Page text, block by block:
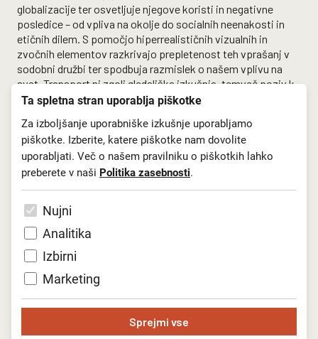
Ta spletna stran uporablja piškotke
Za izboljšanje uporabniške izkušnje uporabljamo
piškotke. Izberite, katere piškotke nam dovolite
uporabljati. Več o našem pravilniku o piškotkih lahko
preberete v naši Politika zasebnosti.
Nujni
Analitika
Izbirni
Marketing
Sprejmi vse
globalizacije ter osvetljuje njegove koristi in negativne
posledice – od vpliva na okolje do socialnih neenakosti in
etičnih dilem. S pomočjo hiperrealističnih vizualnih in
zvočnih elementov razkrivajo prepletenost teh vprašanj v
sodobni družbi ter spodbuja razmislek o našem vplivu na
svet. Transport ni zgolj gledališka izkušnja, temveč poziv k
preobrazbi – k preseganju ustaljenih potrošniških vzorcev in
trajnostnim pristopom, ki vključuje zmanjševanje
okoljskega odtisa v vseh fazah produkcije, projekt presega
umetniške okvire in postaja pomemben akter v širšem
družbenem kontekstu.
Projekt Transport sofinancira Evropska unija, poleg
Lutkovnega gledališča Ljubljana pa v njem sodelujejo še
Lutkovno gledališče Maribor, gledališča iz Estonije Eesti
Noorsooteater, Litve Klaipėdos Lėlių Teatras,
Poljske Białostocki Teatr Lalek in Češke Divadlo Alfa Plzeň.
Nazaj na seznam novic